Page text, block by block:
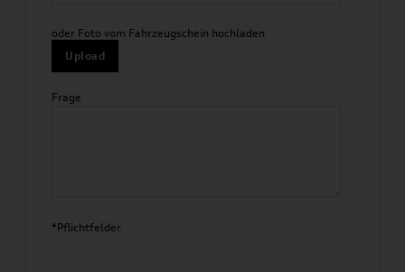
oder Foto vom Fahrzeugschein hochladen
Upload
Frage
*Pflichtfelder